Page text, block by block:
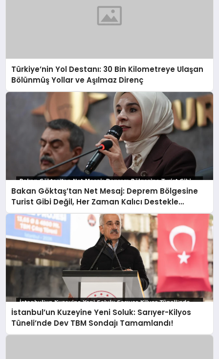
Türkiye’nin Yol Destanı: 30 Bin Kilometreye Ulaşan
Bölünmüş Yollar ve Aşılmaz Direnç
Bakan Göktaş’tan Net Mesaj: Deprem Bölgesine
Turist Gibi Değil, Her Zaman Kalıcı Destekle
Gidiyoruz!
İstanbul’un Kuzeyine Yeni Soluk: Sarıyer-Kilyos
Tüneli’nde Dev TBM Sondajı Tamamlandı!